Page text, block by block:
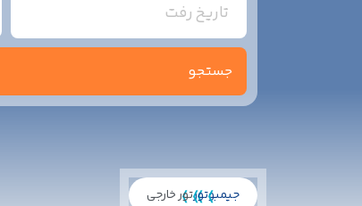
تاریخ رفت
جیمبوتورتور خارجی